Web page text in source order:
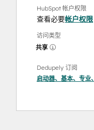
HubSpot 帐户权限
查看必要帐户权限
访问类型
共享
Dedupely 订阅
启动器、 基本、 专业、